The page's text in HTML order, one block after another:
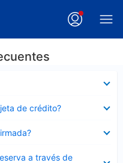
de crédito?
a través de